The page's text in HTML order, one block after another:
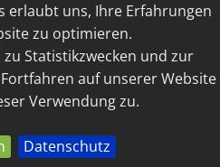
erlaubt uns, Ihre Erfahrungen
zu optimieren.
Statistikzwecken und zur
auf unserer Website
Verwendung zu.
Datenschutz
- Diözese Innsbruck
LINKSAMMLUNG
KONTAKT
powered by webEdition CMS